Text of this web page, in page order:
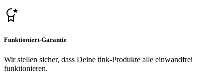
Funktioniert-Garantie
Wir stellen sicher, dass Deine tink-Produkte alle einwandfrei
funktionieren.